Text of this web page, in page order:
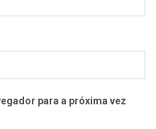
para a próxima vez